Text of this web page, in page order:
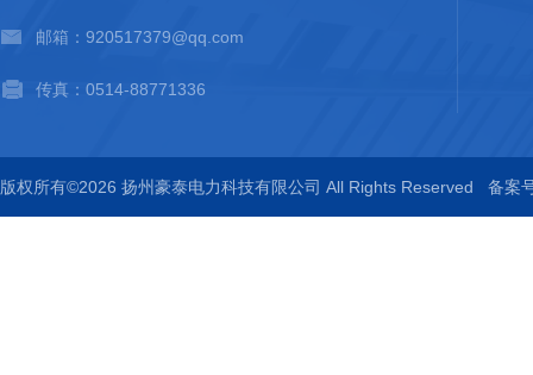
邮箱：920517379@qq.com
传真：0514-88771336
版权所有©2026 扬州豪泰电力科技有限公司 All Rights Reserved 备案